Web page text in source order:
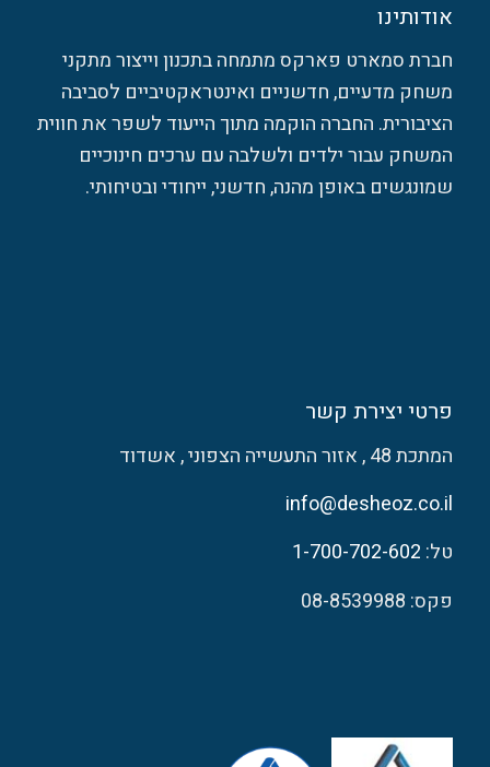
אודותינו
חברת סמארט פארקס מתמחה בתכנון וייצור מתקני
משחק מדעיים, חדשניים ואינטראקטיביים לסביבה
הציבורית. החברה הוקמה מתוך הייעוד לשפר את חווית
המשחק עבור ילדים ולשלבה עם ערכים חינוכיים
שמונגשים באופן מהנה, חדשני, ייחודי ובטיחותי.
פרטי יצירת קשר
המתכת 48 , אזור התעשייה הצפוני , אשדוד
info@desheoz.co.il
טל: 1-700-702-602
פקס: 08-8539988